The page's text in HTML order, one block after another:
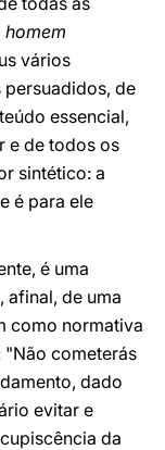
homem
vários
de
essencial,
e de todos os
sintético: a
é para ele
é uma
afinal, de uma
como normativa
"Não cometerás
dado
evitar e
da